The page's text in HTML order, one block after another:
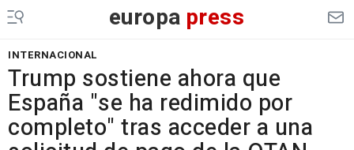
europa press
INTERNACIONAL
Trump sostiene ahora que
España "se ha redimido por
completo" tras acceder a una